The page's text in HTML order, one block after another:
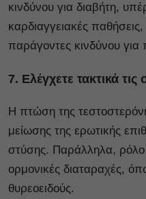
κινδύνου για διαβήτη,
καρδιαγγειακές
παράγοντες κινδύνου
7. Ελέγχετε τακτικά
Η πτώση της
μείωσης της ερωτικής
στύσης. Παράλληλα, ρόλο
ορμονικές διαταραχές,
θυρεοειδούς.